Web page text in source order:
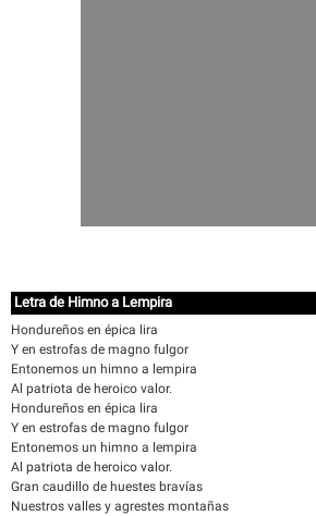
Letra de Himno a Lempira
Hondureños en épica lira
Y en estrofas de magno fulgor
Entonemos un himno a lempira
Al patriota de heroico valor.
Hondureños en épica lira
Y en estrofas de magno fulgor
Entonemos un himno a lempira
Al patriota de heroico valor.
Gran caudillo de huestes bravías
Nuestros valles y agrestes montañas